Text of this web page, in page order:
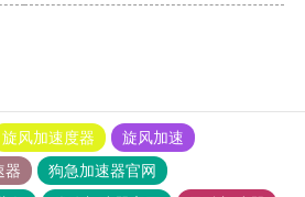
旋风加速度器
旋风加速
器
狗急加速器官网